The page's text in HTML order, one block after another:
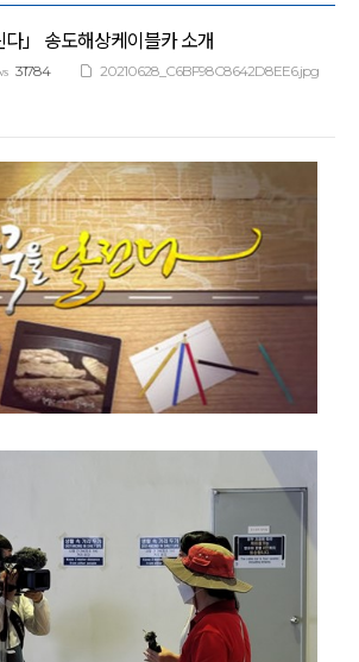
」 송도해상케이블카 소개
31784
20210628_C6BF98C8642D8EE6.jpg